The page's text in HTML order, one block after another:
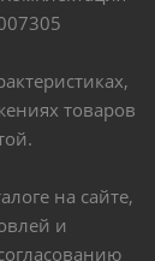
товаров
на сайте,
и